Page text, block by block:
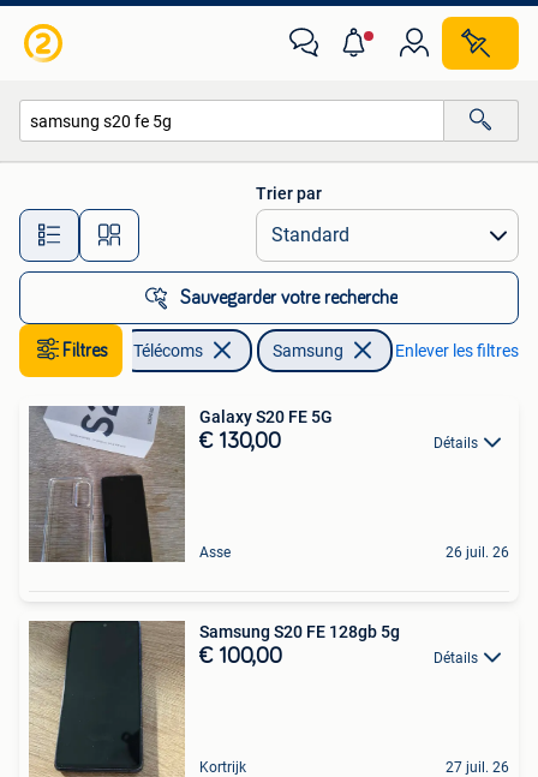
Toutes les distances…
Trier par
Sauvegarder votre recherche
Filtres Télécoms Samsung Enlever les filtres
Galaxy S20 FE 5G
€ 130,00 Détails
Asse 26 juil. 26
Samsung S20 FE 128gb 5g
€ 100,00 Détails
Kortrijk 27 juil. 26